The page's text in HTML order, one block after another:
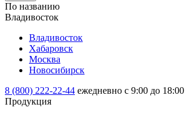
По названию
Владивосток
Владивосток
Хабаровск
Москва
Новосибирск
8 (800) 222-22-44 ежедневно с 9:00 до 18:00
Продукция